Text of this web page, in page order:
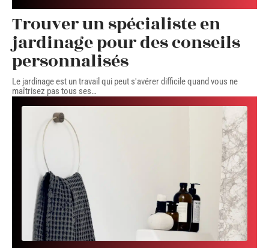
Trouver un spécialiste en
jardinage pour des conseils
personnalisés
Le jardinage est un travail qui peut s'avérer difficile quand vous ne
maîtrisez pas tous ses…